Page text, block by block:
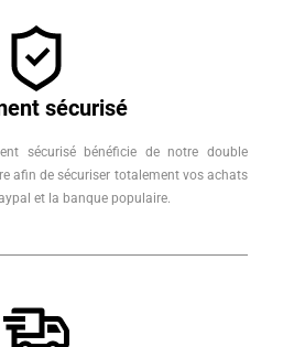
sécurisé
sécurisé bénéficie de notre double
afin de sécuriser totalement vos achats
et la banque populaire.